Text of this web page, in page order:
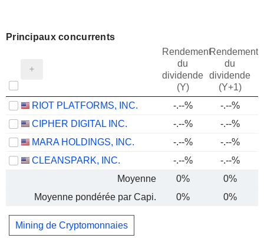
Principaux concurrents
Rendement
du
dividende
(Y)
Rendement
du
dividende
(Y+1)
RIOT PLATFORMS, INC. -.--%
-.--%
CIPHER DIGITAL INC.
-.--% -.--%
MARA HOLDINGS, INC.
-.--%
-.--%
CLEANSPARK, INC.
-.--%
-.--%
Moyenne
0%
0%
Moyenne pondérée par Capi.
0% 0%
Mining de Cryptomonnaies